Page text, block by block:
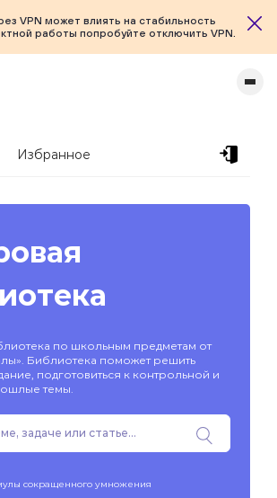
VPN может влиять на стабильность
работы попробуйте отключить VPN.
Избранное
по школьным предметам от
Библиотека поможет решить
подготовиться к контрольной и
темы.
сокращенного умножения